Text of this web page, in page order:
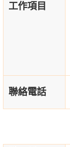
工作項目
聯絡電話